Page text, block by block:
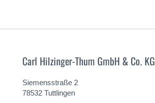
Carl Hilzinger-Thum GmbH & Co. KG
Siemensstraße 2
78532 Tuttlingen